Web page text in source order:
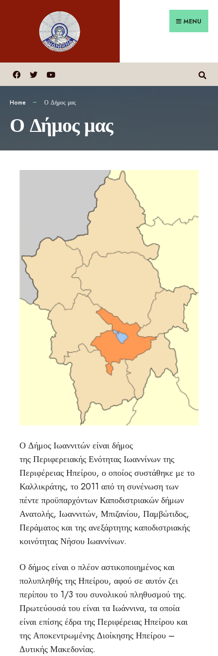
MENU
Home Ο Δήμος μας
Ο Δήμος μας
Ο Δήμος Ιωαννιτών είναι δήμος
της Περιφερειακής Ενότητας Ιωαννίνων της
Περιφέρειας Ηπείρου, ο οποίος συστάθηκε με το
Καλλικράτης, το 2011 από τη συνένωση των
πέντε προϋπαρχόντων Καποδιστριακών δήμων
Ανατολής, Ιωαννιτών, Μπιζανίου, Παμβώτιδος,
Περάματος και της ανεξάρτητης καποδιστριακής
κοινότητας Νήσου Ιωαννίνων.
Ο δήμος είναι ο πλέον αστικοποιημένος και
πολυπληθής της Ηπείρου, αφού σε αυτόν ζει
περίπου το 1/3 του συνολικού πληθυσμού της.
Πρωτεύουσά του είναι τα Ιωάννινα, τα οποία
είναι επίσης έδρα της Περιφέρειας Ηπείρου και
της Αποκεντρωμένης Διοίκησης Ηπείρου –
Δυτικής Μακεδονίας.